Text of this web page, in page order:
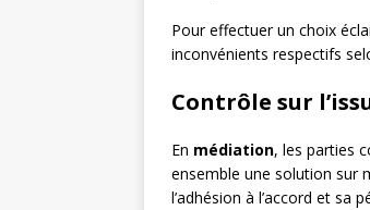
Pour effectuer un choix
inconvénients respectifs
Contrôle sur
En médiation, les parties
ensemble une solution sur
l’adhésion à l’accord et sa